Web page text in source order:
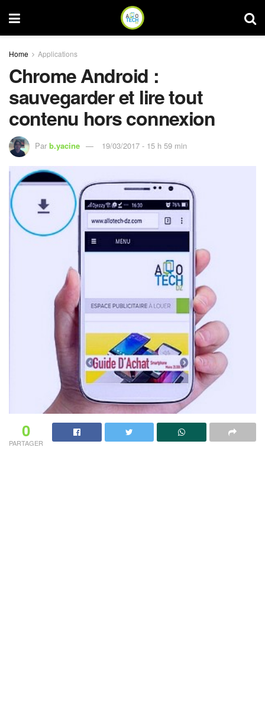
Home Applications
Chrome Android :
sauvegarder et lire tout
contenu hors connexion
Par b.yacine 19/03/2017 - 15 h 59 min
0
PARTAGER